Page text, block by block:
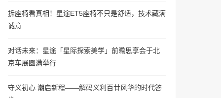
拆座椅看真相！星途ET5座椅不只是舒适，技术藏满
诚意
对话未来：星途「星际探索美学」前瞻思享会于北
京车展圆满举行
守义初心 潮启新程——解码义利百廿风华的时代答